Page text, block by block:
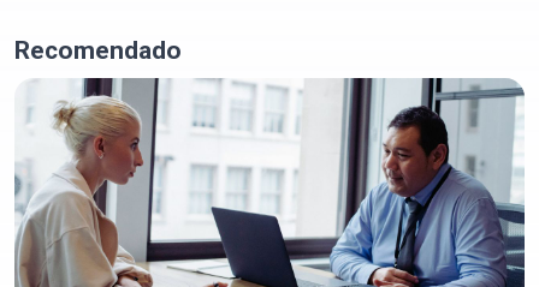
Recomendado